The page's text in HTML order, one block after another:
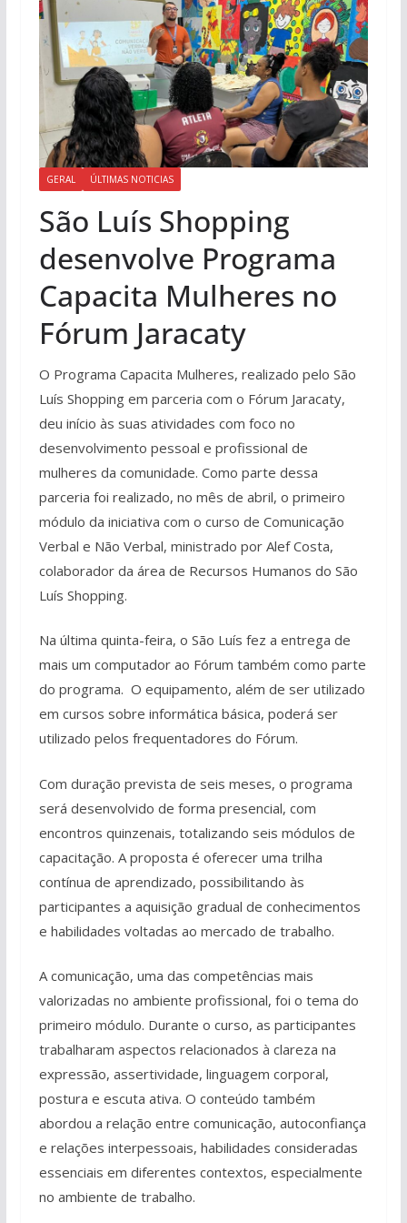
GERAL ÚLTIMAS NOTICIAS
São Luís Shopping
desenvolve Programa
Capacita Mulheres no
Fórum Jaracaty
O Programa Capacita Mulheres, realizado pelo São
Luís Shopping em parceria com o Fórum Jaracaty,
deu início às suas atividades com foco no
desenvolvimento pessoal e profissional de
mulheres da comunidade. Como parte dessa
parceria foi realizado, no mês de abril, o primeiro
módulo da iniciativa com o curso de Comunicação
Verbal e Não Verbal, ministrado por Alef Costa,
colaborador da área de Recursos Humanos do São
Luís Shopping.
Na última quinta-feira, o São Luís fez a entrega de
mais um computador ao Fórum também como parte
do programa. O equipamento, além de ser utilizado
em cursos sobre informática básica, poderá ser
utilizado pelos frequentadores do Fórum.
Com duração prevista de seis meses, o programa
será desenvolvido de forma presencial, com
encontros quinzenais, totalizando seis módulos de
capacitação. A proposta é oferecer uma trilha
contínua de aprendizado, possibilitando às
participantes a aquisição gradual de conhecimentos
e habilidades voltadas ao mercado de trabalho.
A comunicação, uma das competências mais
valorizadas no ambiente profissional, foi o tema do
primeiro módulo. Durante o curso, as participantes
trabalharam aspectos relacionados à clareza na
expressão, assertividade, linguagem corporal,
postura e escuta ativa. O conteúdo também
abordou a relação entre comunicação, autoconfiança
e relações interpessoais, habilidades consideradas
essenciais em diferentes contextos, especialmente
no ambiente de trabalho.